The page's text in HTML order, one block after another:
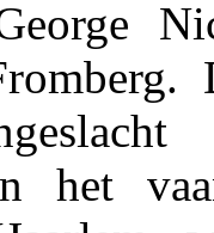
het